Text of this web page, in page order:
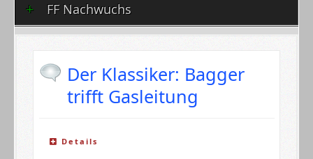
FF Nachwuchs
Der Klassiker: Bagger
trifft Gasleitung
Details